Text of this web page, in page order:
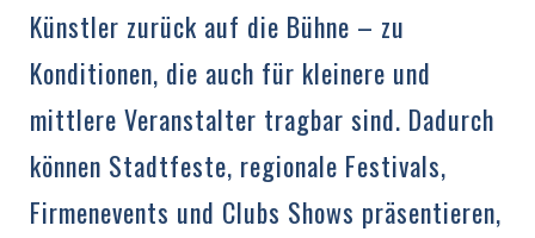
Künstler zurück auf die Bühne – zu
Konditionen, die auch für kleinere und
mittlere Veranstalter tragbar sind. Dadurch
können Stadtfeste, regionale Festivals,
Firmenevents und Clubs Shows präsentieren,